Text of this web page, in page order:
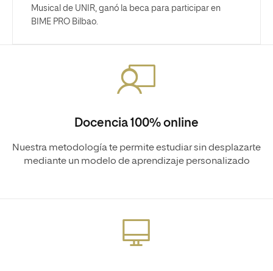
Musical de UNIR, ganó la beca para participar en
BIME PRO Bilbao.
Docencia 100% online
Nuestra metodología te permite estudiar sin desplazarte
mediante un modelo de aprendizaje personalizado